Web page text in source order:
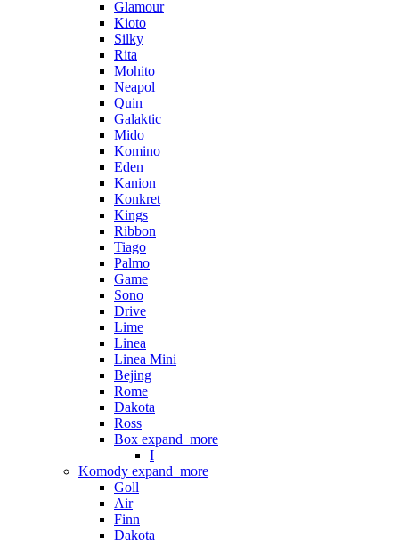
Glamour
Kioto
Silky
Rita
Mohito
Neapol
Quin
Galaktic
Mido
Komino
Eden
Kanion
Konkret
Kings
Ribbon
Tiago
Palmo
Game
Sono
Drive
Lime
Linea
Linea Mini
Bejing
Rome
Dakota
Ross
Box expand_more
I
Komody expand_more
Goll
Air
Finn
Dakota